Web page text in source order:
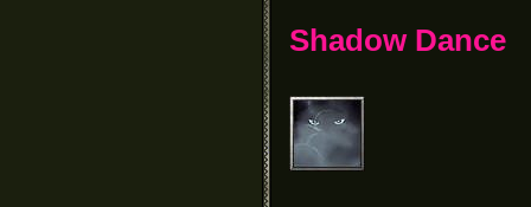
Shadow Dance